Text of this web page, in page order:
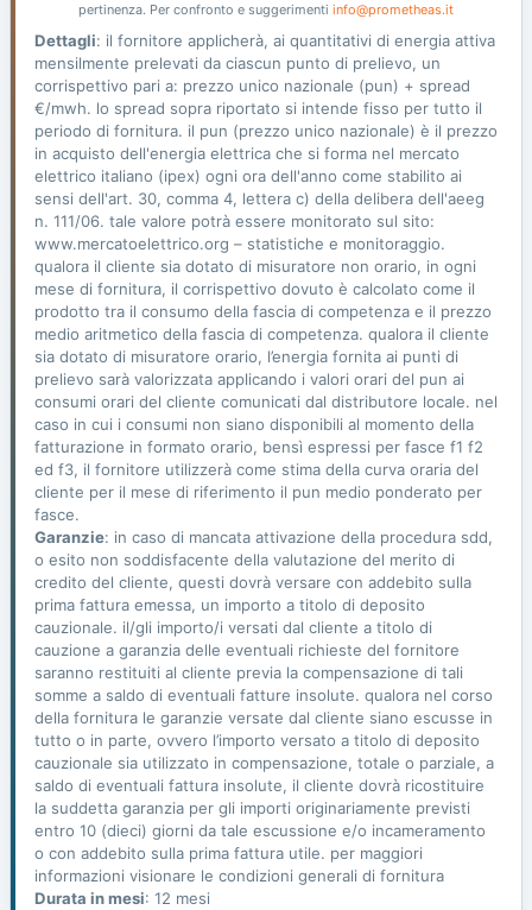
pertinenza. Per confronto e suggerimenti info@prometheas.it
Dettagli: il fornitore applicherà, ai quantitativi di energia attiva
mensilmente prelevati da ciascun punto di prelievo, un
corrispettivo pari a: prezzo unico nazionale (pun) + spread
€/mwh. lo spread sopra riportato si intende fisso per tutto il
periodo di fornitura. il pun (prezzo unico nazionale) è il prezzo
in acquisto dell'energia elettrica che si forma nel mercato
elettrico italiano (ipex) ogni ora dell'anno come stabilito ai
sensi dell'art. 30, comma 4, lettera c) della delibera dell'aeeg
n. 111/06. tale valore potrà essere monitorato sul sito:
www.mercatoelettrico.org – statistiche e monitoraggio.
qualora il cliente sia dotato di misuratore non orario, in ogni
mese di fornitura, il corrispettivo dovuto è calcolato come il
prodotto tra il consumo della fascia di competenza e il prezzo
medio aritmetico della fascia di competenza. qualora il cliente
sia dotato di misuratore orario, l’energia fornita ai punti di
prelievo sarà valorizzata applicando i valori orari del pun ai
consumi orari del cliente comunicati dal distributore locale. nel
caso in cui i consumi non siano disponibili al momento della
fatturazione in formato orario, bensì espressi per fasce f1 f2
ed f3, il fornitore utilizzerà come stima della curva oraria del
cliente per il mese di riferimento il pun medio ponderato per
fasce.
Garanzie: in caso di mancata attivazione della procedura sdd,
o esito non soddisfacente della valutazione del merito di
credito del cliente, questi dovrà versare con addebito sulla
prima fattura emessa, un importo a titolo di deposito
cauzionale. il/gli importo/i versati dal cliente a titolo di
cauzione a garanzia delle eventuali richieste del fornitore
saranno restituiti al cliente previa la compensazione di tali
somme a saldo di eventuali fatture insolute. qualora nel corso
della fornitura le garanzie versate dal cliente siano escusse in
tutto o in parte, ovvero l’importo versato a titolo di deposito
cauzionale sia utilizzato in compensazione, totale o parziale, a
saldo di eventuali fattura insolute, il cliente dovrà ricostituire
la suddetta garanzia per gli importi originariamente previsti
entro 10 (dieci) giorni da tale escussione e/o incameramento
o con addebito sulla prima fattura utile. per maggiori
informazioni visionare le condizioni generali di fornitura
Durata in mesi: 12 mesi